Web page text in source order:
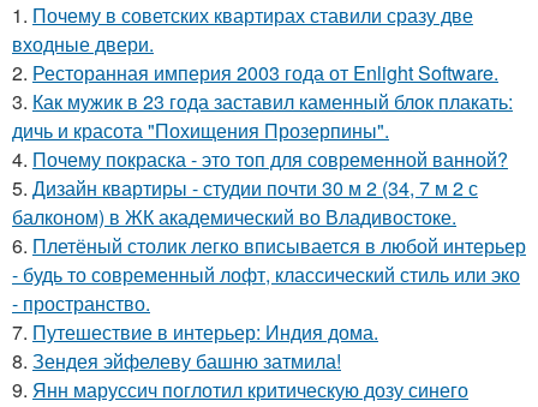
1. Почему в советских квартирах ставили сразу две
входные двери.
2. Ресторанная империя 2003 года от Enlight Software.
3. Как мужик в 23 года заставил каменный блок плакать:
дичь и красота "Похищения Прозерпины".
4. Почему покраска - это топ для современной ванной?
5. Дизайн квартиры - студии почти 30 м 2 (34, 7 м 2 с
балконом) в ЖК академический во Владивостоке.
6. Плетёный столик легко вписывается в любой интерьер
- будь то современный лофт, классический стиль или эко
- пространство.
7. Путешествие в интерьер: Индия дома.
8. Зендея эйфелеву башню затмила!
9. Янн маруссич поглотил критическую дозу синего